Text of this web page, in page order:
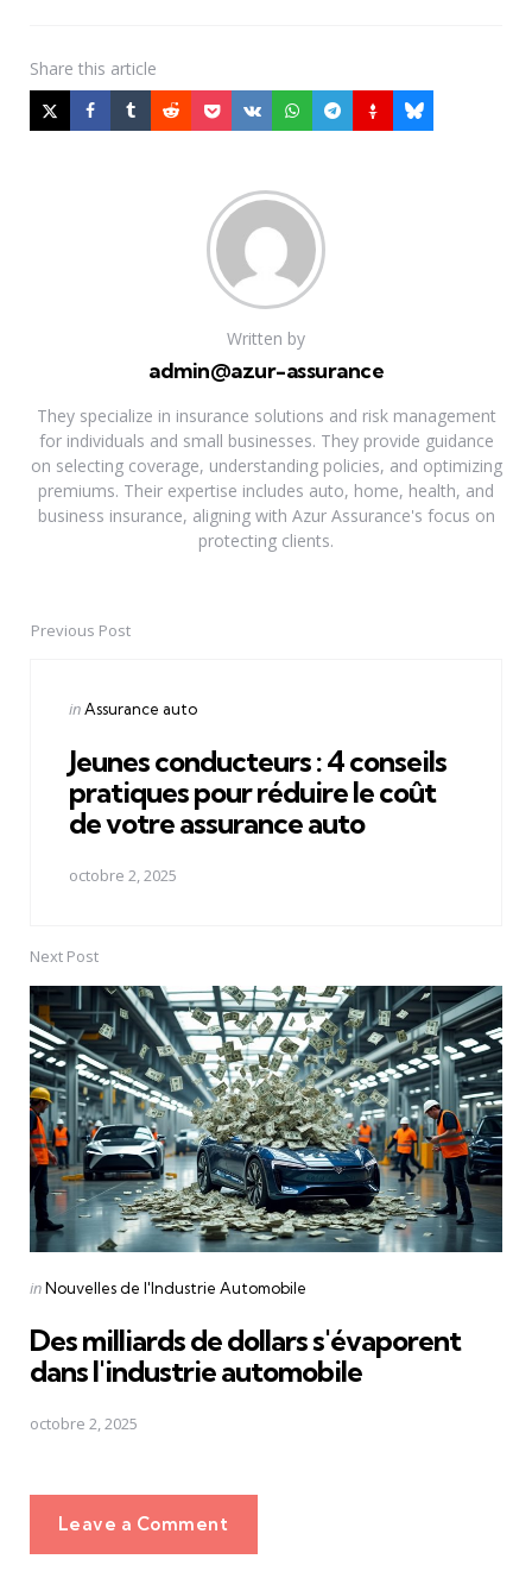
Share this article
Written by
admin@azur-assurance
They specialize in insurance solutions and risk management
for individuals and small businesses. They provide guidance
on selecting coverage, understanding policies, and optimizing
premiums. Their expertise includes auto, home, health, and
business insurance, aligning with Azur Assurance's focus on
protecting clients.
PostPrevious Post
Posted
inAssurance auto
Jeunes conducteurs : 4 conseils
pratiques pour réduire le coût
de votre assurance auto
octobre 2, 2025
Next Post
Posted
inNouvelles de l'Industrie Automobile
Des milliards de dollars s'évaporent
dans l'industrie automobile
octobre 2, 2025
Leave a Comment